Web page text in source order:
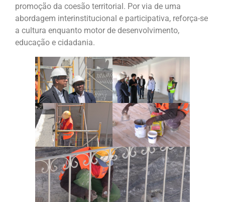
promoção da coesão territorial. Por via de uma
abordagem interinstitucional e participativa, reforça-se
a cultura enquanto motor de desenvolvimento,
educação e cidadania.